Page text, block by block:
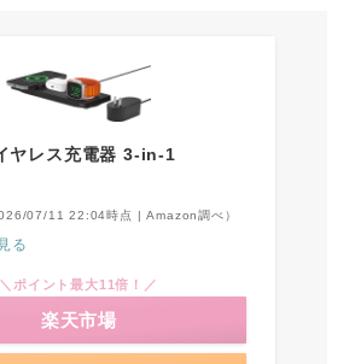
ヤレス充電器 3-in-1
07/11 22:04時点 | Amazon調べ）
る
＼ポイント最大11倍！／
楽天市場